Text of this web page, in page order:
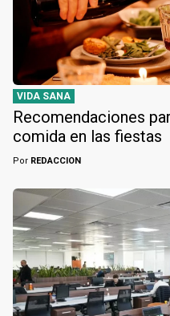
VIDA SANA
Recomendaciones
comida en las fiestas
Por REDACCION